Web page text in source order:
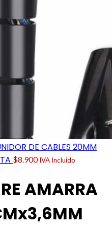
DE CABLES 20MM
$8.900 IVA Incluido
AMARRA